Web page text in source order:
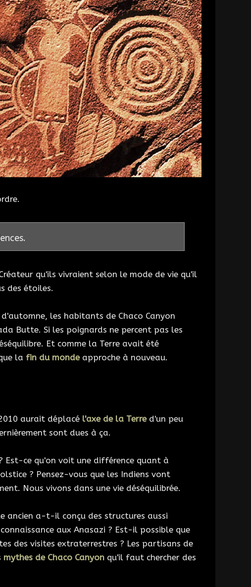
qu'ils vivraient selon le mode de vie qu'il
des étoiles.
les habitants de Chaco Canyon
Butte. Si les poignards ne percent pas les
Et comme la Terre avait été
la fin du mondeapproche à nouveau.
aurait déplacé l'axe de la Terred'un peu
sont dues à ça.
Est-ce qu'on voit une différence quant à
? Pensez-vous que les Indiens vont
Nous vivons dans une vie déséquilibrée.
ancien a-t-il conçu des structures aussi
aux Anasazi ? Est-il possible que
des visites extraterrestres ? Les partisans de
mythes de Chaco Canyon qu'il faut chercher des